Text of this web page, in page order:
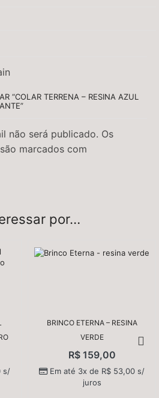
“COLAR TERRENA – RESINA AZUL
não será publicado. Os
marcados com
por…
s/
BRINCO ETERNA – RESINA
VERDE
R$159,00
Em até 3x de R$ 53,00 s/
juros